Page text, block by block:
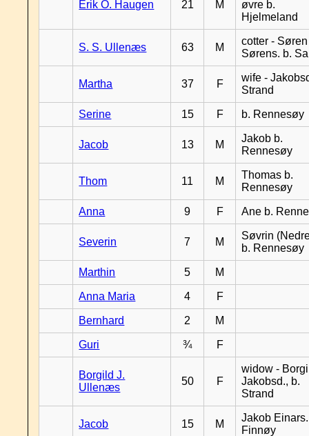
Erik O. Haugen 21 M
øvre b.
Hjelmeland
S. S. Ullenæs 63 M
cotter - Søren
Sørens. b.
Martha 37 F
wife -
Strand
Serine 15 F b. Rennesøy
Jacob 13 M
Jakob b.
Rennesøy
Thom 11 M
Thomas b.
Rennesøy
Anna 9 F Ane b.
Severin 7 M
Søvrin
b. Rennesøy
Marthin 5 M
Anna Maria 4 F
Bernhard 2 M
Guri ¾ F
Borgild J.
Ullenæs
50 F
widow -
Jakobsd., b.
Strand
Jacob 15 M
Jakob
Finnøy